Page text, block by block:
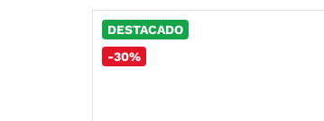
DESTACADO
-30%